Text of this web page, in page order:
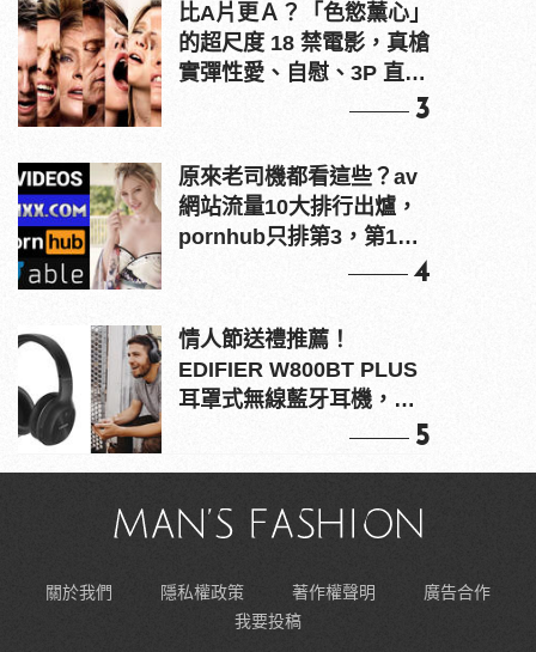
比A片更Ａ？「色慾薰心」
的超尺度 18 禁電影，真槍
實彈性愛、自慰、3P 直接
3
原來老司機都看這些？av
網站流量10大排行出爐，
pornhub只排第3，第1名
4
情人節送禮推薦！
EDIFIER W800BT PLUS
耳罩式無線藍牙耳機，在
5
關於我們 隱私權政策 著作權聲明
廣告合作
我要投稿